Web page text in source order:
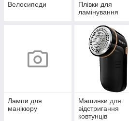
Велосипеди
Плівки для
ламінування
Лампи для
манікюру
Машинки для
відстригання
ковтунців